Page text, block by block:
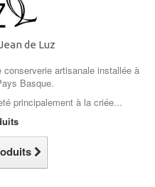
de Luz
artisanale installée à
Basque.
principalement à la criée...